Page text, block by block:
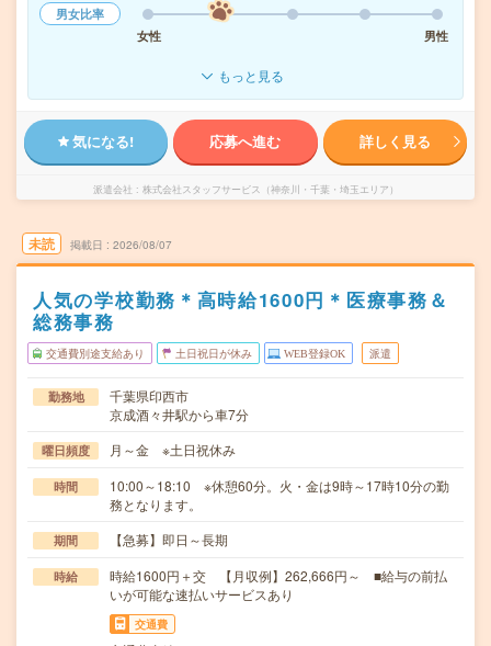
男女比率
女性
男性
もっと見る
気になる! 応募へ進む 詳しく見る
派遣会社 株式会社スタッフサービス（神奈川・千葉・埼玉エリア）
未読 掲載日 2026/08/07
人気の学校勤務＊高時給1600円＊医療事務＆
総務事務
交通費別途支給あり 土日祝日が休み WEB登録OK 派遣
勤務地
千葉県印西市
京成酒々井駅から車7分
曜日頻度 月～金 ※土日祝休み
時間
10:00～18:10 ※休憩60分。火・金は9時～17時10分の勤
務となります。
期間 【急募】即日～長期
時給
時給1600円＋交 【月収例】262,666円～ ■給与の前払
いが可能な速払いサービスあり
交通費